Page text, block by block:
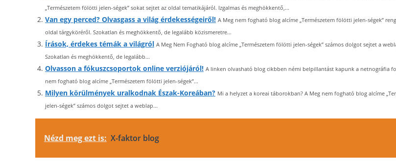
„Természetem fölötti jelen-ségek” sokat sejtet az oldal tematikájáról. Izgalmas és meghökkentő,...
Van egy perced? Olvasgass a világ érdekességeiről! A Meg nem fogható blog alcíme „Természetem fölötti jelen-ségek”
oldal tárgyköréről. Szokatlan és meghökkentő, de legalább közismeretre...
Írások, érdekes témák a világról A Meg Nem Fogható blog alcíme „Természetem fölötti jelen-ségek” számos dolgot sejtet a
Szokatlan és meghökkentő, de legalább...
Olvasson a fókuszcsoportok online verziójáról! A linken olvasható blog cikbben némi belpillantást kapunk a netnográfia
nem fogható blog alcíme „Természetem fölötti jelen-ségek”...
Milyen körülmények uralkodnak Észak-Koreában? Mi a helyzet a koreai táborokban? A Meg nem fogható blog alcíme
jelen-ségek” számos dolgot sejtet a weblap...
Nézd meg ezt is: X-faktor blog